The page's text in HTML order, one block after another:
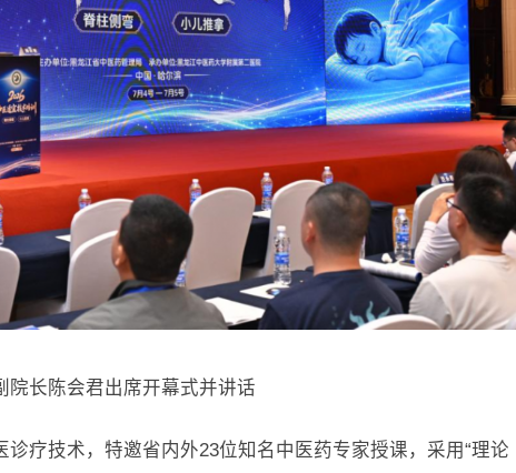
院长陈会君出席开幕式并讲话
疗技术，特邀省内外23位知名中医药专家授课，采用“理论